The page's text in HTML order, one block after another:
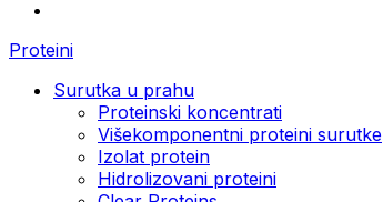
Proteini
Surutka u prahu
Proteinski koncentrati
Višekomponentni proteini surutke
Izolat protein
Hidrolizovani proteini